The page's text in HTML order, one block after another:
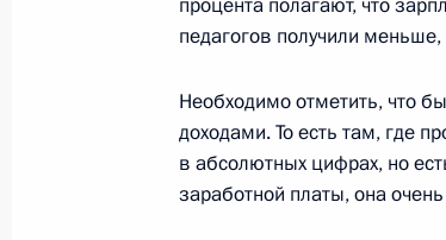
16 октября 2012 года, 19:00
В День пожилого
с ветеранами
1 октября 2012 года, 14:30
педагогов получили
Необходимо отметить, что
доходами. То есть там, где
в абсолютных цифрах, но
заработной платы, она